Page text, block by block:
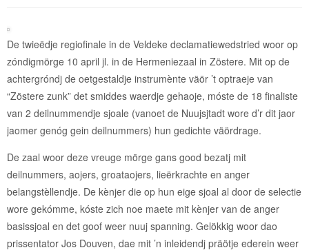
De twieëdje regiofinale in de Veldeke declamatiewedstried woor op
zóndigmörge 10 april jl. in de Hermeniezaal in Zöstere. Mit op de
achtergróndj de oetgestaldje instrumènte väör ’t optraeje van
“Zöstere zunk” det smiddes waerdje gehaoje, móste de 18 finaliste
van 2 deilnummendje sjoale (vanoet de Nuujsjtadt wore d’r dit jaor
jaomer genóg gein deilnummers) hun gedichte väördrage.
De zaal woor deze vreuge mörge gans good bezatj mit
deilnummers, aojers, groataojers, lieërkrachte en anger
belangstèllendje. De kènjer die op hun eige sjoal al door de selectie
wore gekómme, kóste zich noe maete mit kènjer van de anger
basissjoal en det goof weer nuuj spanning. Gelökkig woor dao
prissentator Jos Douven, dae mit ’n inleidendj präötje ederein weer